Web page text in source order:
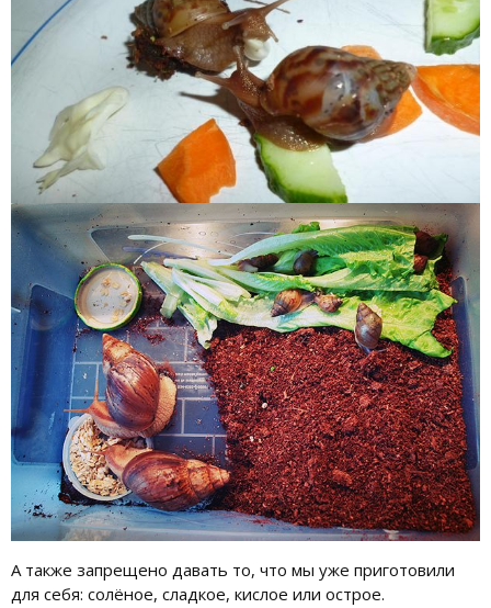
А также запрещено давать то, что мы уже приготовили
для себя: солёное, сладкое, кислое или острое.